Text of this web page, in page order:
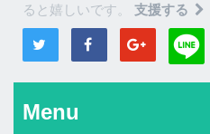
ると嬉しいです。 支援する
Menu